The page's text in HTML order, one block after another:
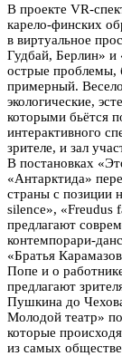
В проекте VR-
карело-финских
в виртуальное
Гудбай, Берлин» и
острые проблемы,
примерный.
экологические,
которыми бьётся
интерактивного
зрителе, и зал
В постановках
«Антарктида»
страны с позиции
silence», «Freudus
предлагают
контемпорари-
«Братья
Попе и о
предлагают
Пушкина до
Молодой театр»
которые
из самых